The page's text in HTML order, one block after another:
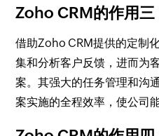
Zoho CRM的作用
借助Zoho CRM提供的定制
集和分析客户反馈，进而为
案。其强大的任务管理和沟
案实施的全程效率，使公司